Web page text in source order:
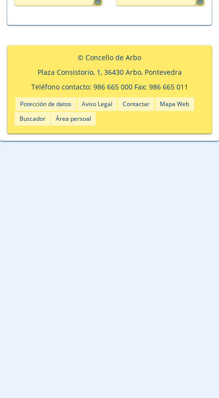
© Concello de Arbo
Plaza Consistorio, 1, 36430 Arbo, Pontevedra
Teléfono contacto: 986 665 000 Fax: 986 665 011
Potección de datos Aviso Legal Contactar
Mapa Web
Buscador
Área persoal